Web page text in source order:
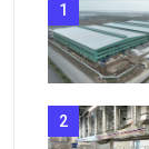
1
2